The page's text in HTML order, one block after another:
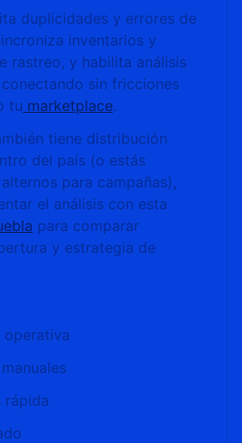
duplicidades y errores de
inventarios y
rastreo, y habilita análisis
sin fricciones
tu marketplace.
tiene distribución
del país (o estás
para campañas),
el análisis con esta
para comparar
y estrategia de
operativa
rápida